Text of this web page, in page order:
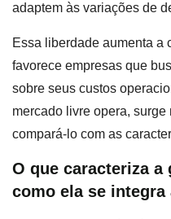
adaptem às variações de
Essa liberdade aumenta a
favorece empresas que
sobre seus custos
mercado livre opera,
compará-lo com as
O que caracteriza
como ela se integra